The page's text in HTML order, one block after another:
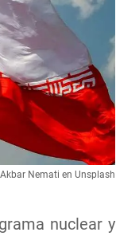
nuclear y
Nemati en Unsplash